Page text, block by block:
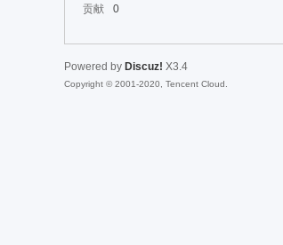
|Ja
贡献
0
Powered by Discuz! X3.4
Copyright © 2001-2020, Tencent Cloud.